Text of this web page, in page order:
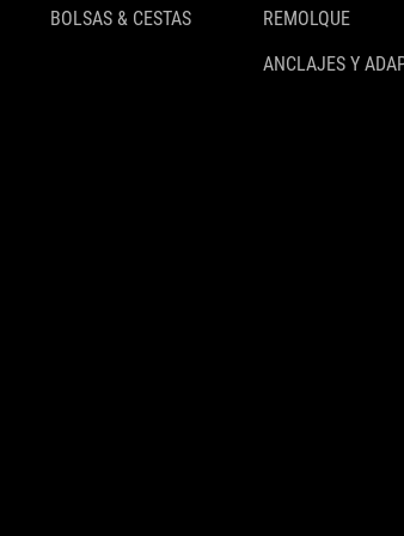
BOLSAS & CESTAS
REMOLQUE
ANCLAJES Y